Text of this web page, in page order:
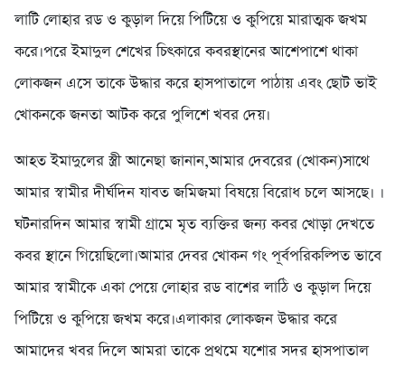
লাটি লোহার রড ও কুড়াল দিয়ে পিটিয়ে ও কুপিয়ে মারাত্মক জখম
করে।পরে ইমাদুল শেখের চিৎকারে কবরস্থানের আশেপাশে থাকা
লোকজন এসে তাকে উদ্ধার করে হাসপাতালে পাঠায় এবং ছোট ভাই
খোকনকে জনতা আটক করে পুলিশে খবর দেয়।
আহত ইমাদুলের স্ত্রী আনেছা জানান,আমার দেবরের (খোকন)সাথে
আমার স্বামীর দীর্ঘদিন যাবত জমিজমা বিষয়ে বিরোধ চলে আসছে। ।
ঘটনারদিন আমার স্বামী গ্রামে মৃত ব্যক্তির জন্য কবর খোড়া দেখতে
কবর স্থানে গিয়েছিলো।আমার দেবর খোকন গং পূর্বপরিকল্পিত ভাবে
আমার স্বামীকে একা পেয়ে লোহার রড বাশের লাঠি ও কুড়াল দিয়ে
পিটিয়ে ও কুপিয়ে জখম করে।এলাকার লোকজন উদ্ধার করে
আমাদের খবর দিলে আমরা তাকে প্রথমে যশোর সদর হাসপাতাল